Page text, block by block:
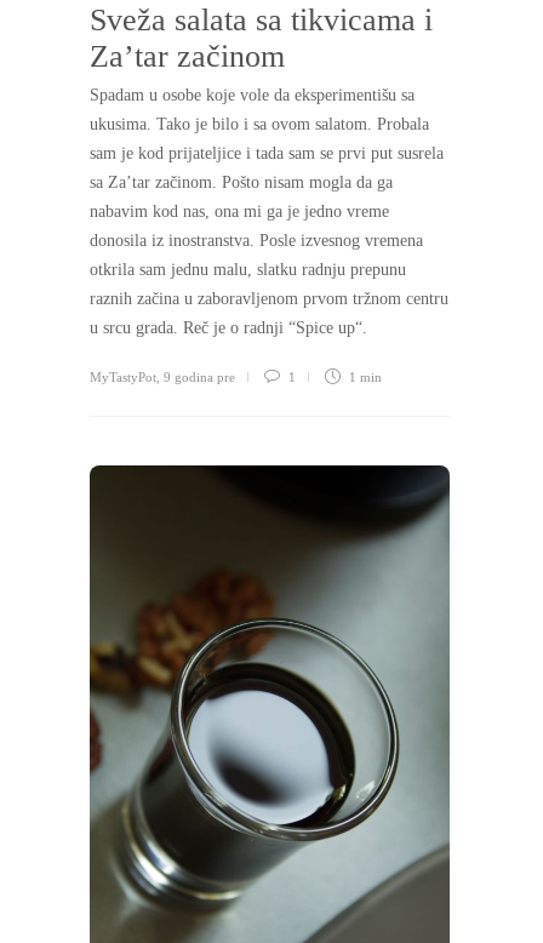
Sveža salata sa tikvicama i
Za’tar začinom
Spadam u osobe koje vole da eksperimentišu sa
ukusima. Tako je bilo i sa ovom salatom. Probala
sam je kod prijateljice i tada sam se prvi put susrela
sa Za’tar začinom. Pošto nisam mogla da ga
nabavim kod nas, ona mi ga je jedno vreme
donosila iz inostranstva. Posle izvesnog vremena
otkrila sam jednu malu, slatku radnju prepunu
raznih začina u zaboravljenom prvom tržnom centru
u srcu grada. Reč je o radnji “Spice up“.
MyTastyPot 9 godina pre 1 1 min